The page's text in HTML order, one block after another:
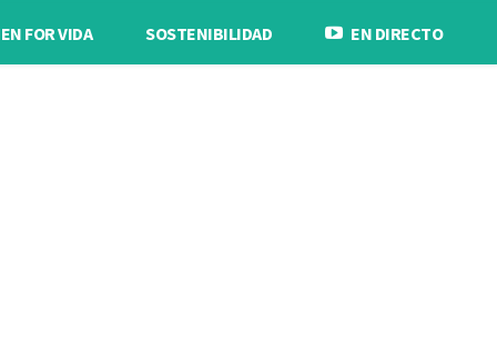
FOR VIDA SOSTENIBILIDAD EN DIRECTO